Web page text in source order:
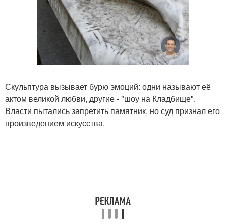
Скульптура вызывает бурю эмоций: одни называют её
актом великой любви, другие - "шоу на Кладбище".
Власти пытались запретить памятник, но суд признал его
произведением искусства.